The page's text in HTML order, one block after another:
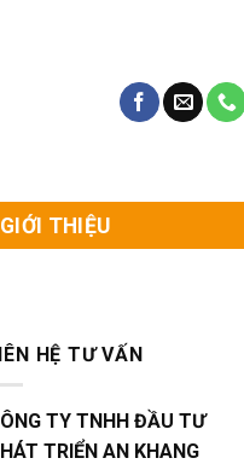
GIỚI THIỆU
HỆ TƯ VẤN
TY TNHH ĐẦU TƯ
TRIỂN AN KHANG